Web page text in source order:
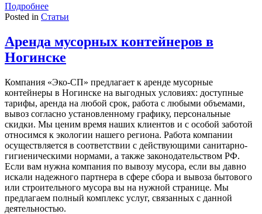
Подробнее
Posted in Статьи
Аренда мусорных контейнеров в
Ногинске
Компания «Эко-СП» предлагает к аренде мусорные
контейнеры в Ногинске на выгодных условиях: доступные
тарифы, аренда на любой срок, работа с любыми объемами,
вывоз согласно установленному графику, персональные
скидки. Мы ценим время наших клиентов и с особой заботой
относимся к экологии нашего региона. Работа компании
осуществляется в соответствии с действующими санитарно-
гигиеническими нормами, а также законодательством РФ.
Если вам нужна компания по вывозу мусора, если вы давно
искали надежного партнера в сфере сбора и вывоза бытового
или строительного мусора вы на нужной странице. Мы
предлагаем полный комплекс услуг, связанных с данной
деятельностью.